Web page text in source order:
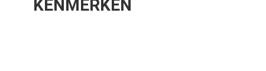
KENMERKEN